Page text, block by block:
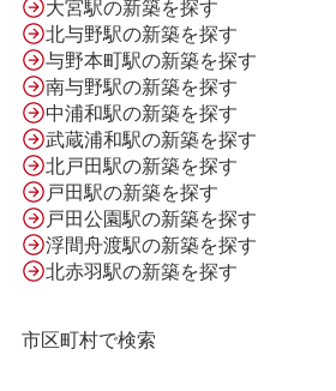
LINE問合せ
メール問合せ
会社案内
大宮駅の新築を探す
北与野駅の新築を探す
与野本町駅の新築を探す
南与野駅の新築を探す
中浦和駅の新築を探す
武蔵浦和駅の新築を探す
北戸田駅の新築を探す
戸田駅の新築を探す
戸田公園駅の新築を探す
浮間舟渡駅の新築を探す
北赤羽駅の新築を探す
市区町村で検索